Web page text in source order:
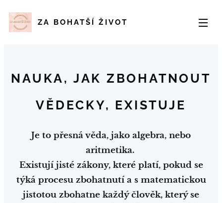
ZA BOHATŠÍ ŽIVOT
NAUKA, JAK ZBOHATNOUT
VĚDECKY, EXISTUJE
Je to přesná věda, jako algebra, nebo
aritmetika.
Existují jisté zákony, které platí, pokud se
týká procesu zbohatnutí a s matematickou
jistotou zbohatne každý člověk, který se